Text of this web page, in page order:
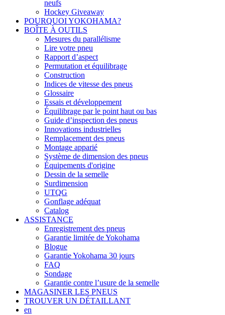
neufs
Hockey Giveaway
POURQUOI YOKOHAMA?
BOÎTE À OUTILS
Mesures du parallélisme
Lire votre pneu
Rapport d’aspect
Permutation et équilibrage
Construction
Indices de vitesse des pneus
Glossaire
Essais et développement
Équilibrage par le point haut ou bas
Guide d’inspection des pneus
Innovations industrielles
Remplacement des pneus
Montage apparié
Système de dimension des pneus
Équipements d'origine
Dessin de la semelle
Surdimension
UTQG
Gonflage adéquat
Catalog
ASSISTANCE
Enregistrement des pneus
Garantie limitée de Yokohama
Blogue
Garantie Yokohama 30 jours
FAQ
Sondage
Garantie contre l’usure de la semelle
MAGASINER LES PNEUS
TROUVER UN DÉTAILLANT
en